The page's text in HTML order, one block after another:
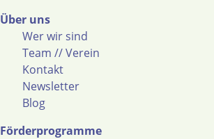
Über uns
Wer wir sind
Team // Verein
Kontakt
Newsletter
Blog
Förderprogramme